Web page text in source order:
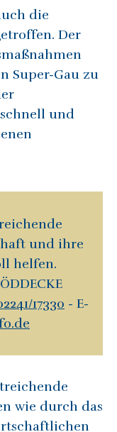
die
Der
Super-Gau zu
und
und ihre
helfen.
17330 - E-
wie durch das